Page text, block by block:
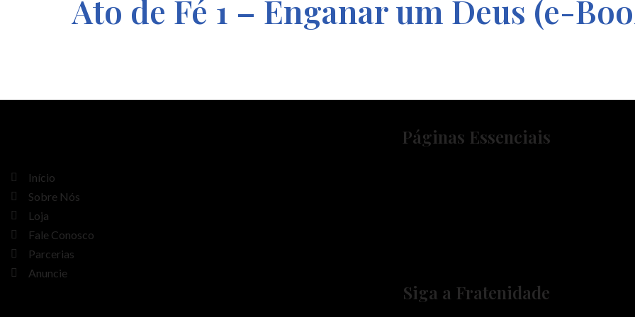
Ato de Fé 1 – Enganar um Deus (e-
Páginas Essenciais
Início
Sobre Nós
Loja
Fale Conosco
Parcerias
Anuncie
Siga a Fratenidade